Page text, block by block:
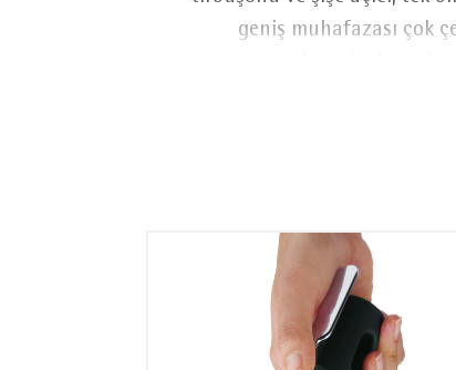
geniş muhafazası çok
mantarların kırılma